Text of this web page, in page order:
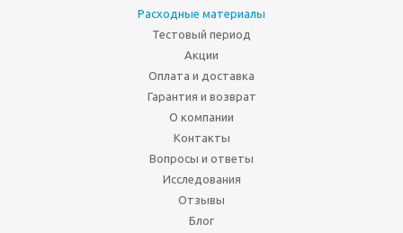
Расходные материалы
Тестовый период
Акции
Оплата и доставка
Гарантия и возврат
О компании
Контакты
Вопросы и ответы
Исследования
Отзывы
Блог